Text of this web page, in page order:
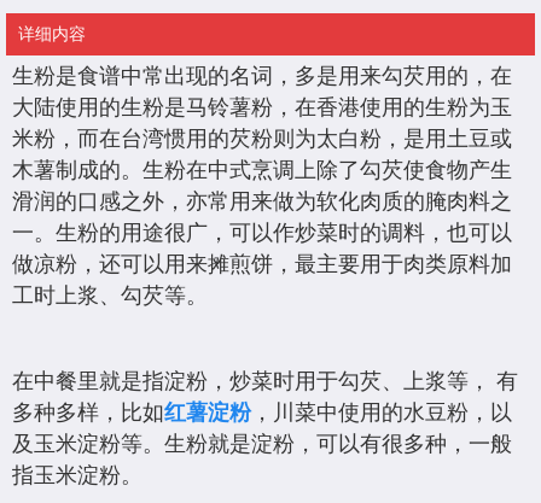
详细内容
生粉是食谱中常出现的名词，多是用来勾芡用的，在
大陆使用的生粉是马铃薯粉，在香港使用的生粉为玉
米粉，而在台湾惯用的芡粉则为太白粉，是用土豆或
木薯制成的。生粉在中式烹调上除了勾芡使食物产生
滑润的口感之外，亦常用来做为软化肉质的腌肉料之
一。生粉的用途很广，可以作炒菜时的调料，也可以
做凉粉，还可以用来摊煎饼，最主要用于肉类原料加
工时上浆、勾芡等。
在中餐里就是指淀粉，炒菜时用于勾芡、上浆等， 有
多种多样，比如红薯淀粉，川菜中使用的水豆粉，以
及玉米淀粉等。生粉就是淀粉，可以有很多种，一般
指玉米淀粉。